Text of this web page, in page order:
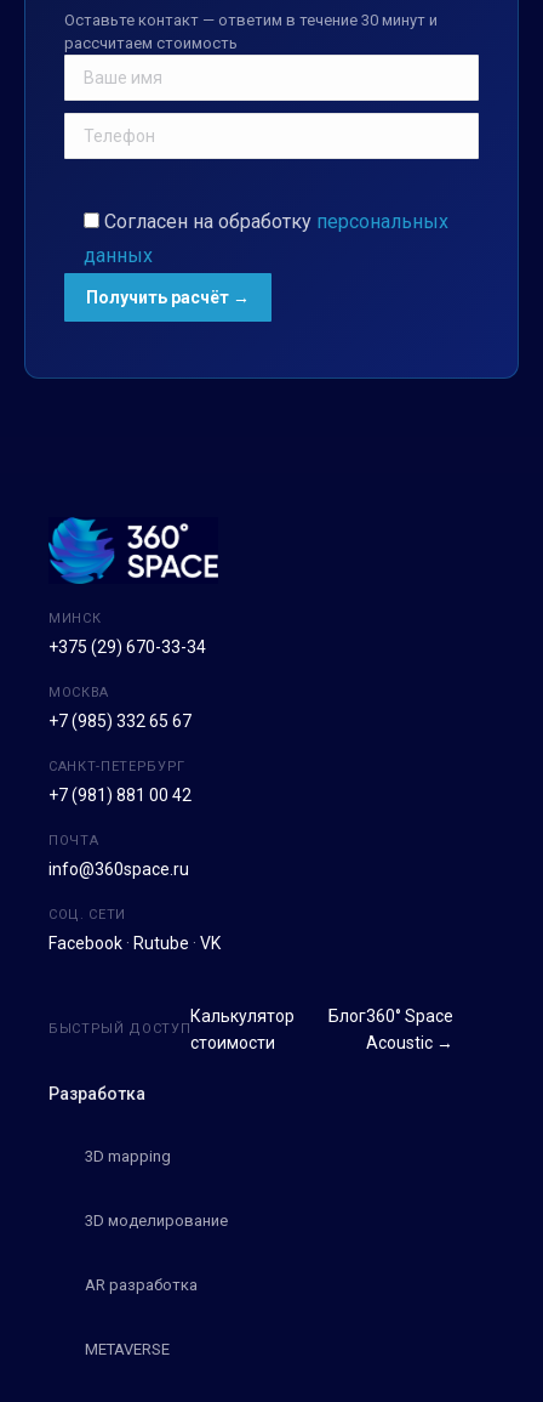
Оставьте контакт — ответим в течение 30 минут и
рассчитаем стоимость
Согласен на обработку персональных
данных
МИНСК
+375 (29) 670-33-34
МОСКВА
+7 (985) 332 65 67
САНКТ-ПЕТЕРБУРГ
+7 (981) 881 00 42
ПОЧТА
info@360space.ru
СОЦ. СЕТИ
Facebook · Rutube · VK
Разработка
3D mapping
3D моделирование
AR разработка
METAVERSE
БЫСТРЫЙ ДОСТУП
Калькулятор
стоимости
Блог360° Space
Acoustic →